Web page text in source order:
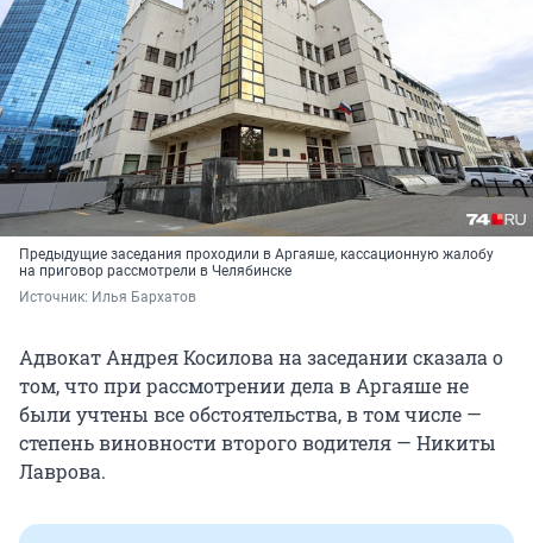
Предыдущие заседания проходили в Аргаяше, кассационную жалобу
на приговор рассмотрели в Челябинске
Источник: Илья Бархатов
Адвокат Андрея Косилова на заседании сказала о
том, что при рассмотрении дела в Аргаяше не
были учтены все обстоятельства, в том числе —
степень виновности второго водителя — Никиты
Лаврова.